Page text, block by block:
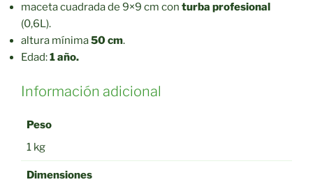
maceta cuadrada de 9×9 cm con turba profesional
(0,6L).
altura mínima50 cm.
Edad:1 año.
Información adicional
Peso
1 kg
Dimensiones